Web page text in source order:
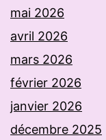
mai 2026
avril 2026
mars 2026
février 2026
janvier 2026
décembre 2025